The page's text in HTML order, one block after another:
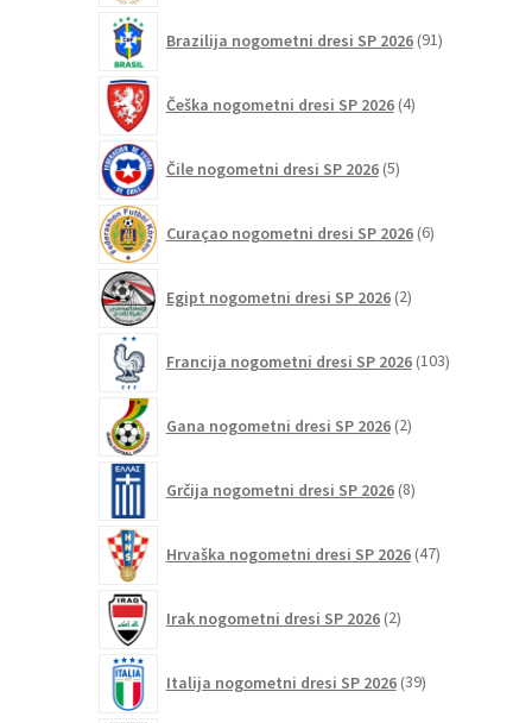
Brazilija nogometni dresi SP 2026 91izdelkov
Češka nogometni dresi SP 2026 4izdelki
Čile nogometni dresi SP 2026 5izdelkov
Curaçao nogometni dresi SP 2026 6izdelkov
Egipt nogometni dresi SP 2026 2izdelka
Francija nogometni dresi SP 2026 103izdelki
Gana nogometni dresi SP 2026 2izdelka
Grčija nogometni dresi SP 2026 8izdelkov
Hrvaška nogometni dresi SP 2026 47izdelkov
Irak nogometni dresi SP 2026 2izdelka
Italija nogometni dresi SP 2026 39izdelkov